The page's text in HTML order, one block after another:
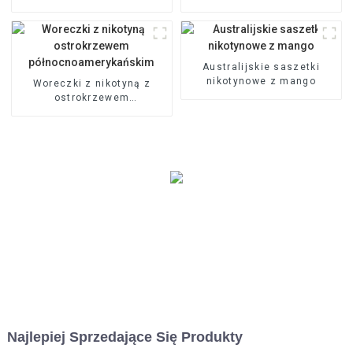
Woreczki z nikotyną z
ostrokrzewem
Australijskie saszetki
nikotynowe z mango
Najlepiej Sprzedające Się Produkty